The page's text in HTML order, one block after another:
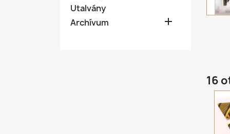
Utalvány
Archívum

16